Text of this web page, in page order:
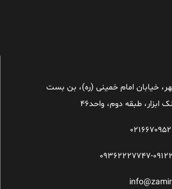
خیابان امام خمینی (ره)، بن بست
ابزار، طبقه دوم، واحد46